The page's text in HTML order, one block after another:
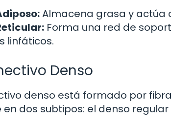
Almacena grasa y actúa
Forma una red de
linfáticos.
Denso
denso está formado por
en dos subtipos: el denso